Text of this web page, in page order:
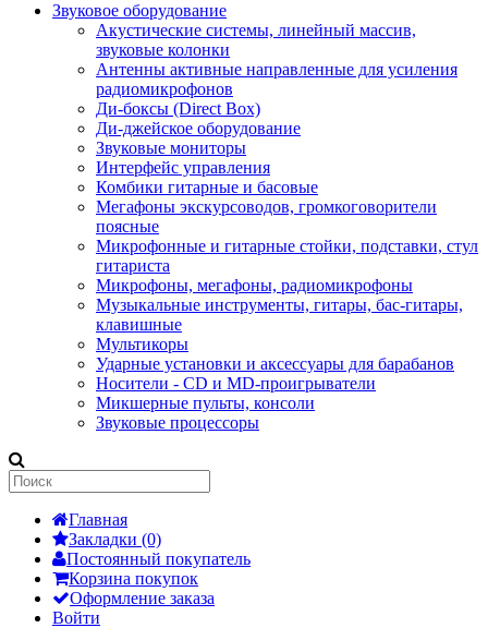
Звуковое оборудование
Акустические системы, линейный массив,
звуковые колонки
Антенны активные направленные для усиления
радиомикрофонов
Ди-боксы (Direct Box)
Ди-джейское оборудование
Звуковые мониторы
Интерфейс управления
Комбики гитарные и басовые
Мегафоны экскурсоводов, громкоговорители
поясные
Микрофонные и гитарные стойки, подставки, стул
гитариста
Микрофоны, мегафоны, радиомикрофоны
Музыкальные инструменты, гитары, бас-гитары,
клавишные
Мультикоры
Ударные установки и аксессуары для барабанов
Носители - CD и MD-проигрыватели
Микшерные пульты, консоли
Звуковые процессоры
Главная
Закладки (0)
Постоянный покупатель
Корзина покупок
Оформление заказа
Войти